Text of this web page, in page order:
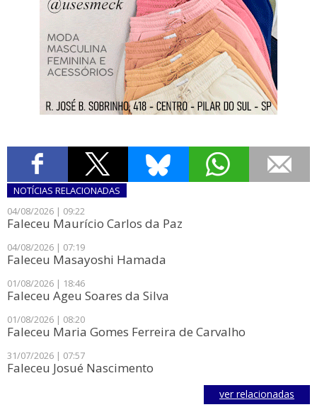
NOTÍCIAS RELACIONADAS
04/08/2026 | 09:22
Faleceu Maurício Carlos da Paz
04/08/2026 | 07:19
Faleceu Masayoshi Hamada
01/08/2026 | 18:46
Faleceu Ageu Soares da Silva
01/08/2026 | 08:20
Faleceu Maria Gomes Ferreira de Carvalho
31/07/2026 | 07:57
Faleceu Josué Nascimento
ver relacionadas